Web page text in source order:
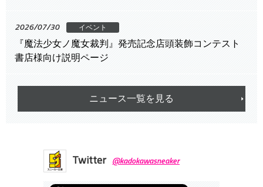
2026/07/30 イベント
『魔法少女ノ魔女裁判』発売記念店頭装飾コンテスト
書店様向け説明ページ
ニュース一覧を見る
Twitter @kadokawasneaker